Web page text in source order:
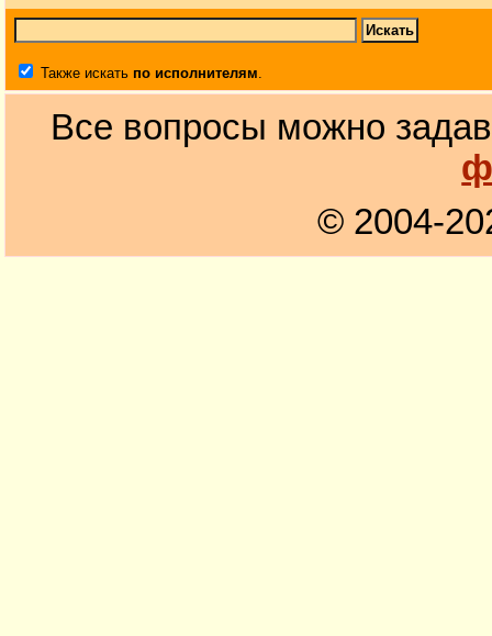
Также искать по исполнителям.
Все вопросы можно
© 2004-